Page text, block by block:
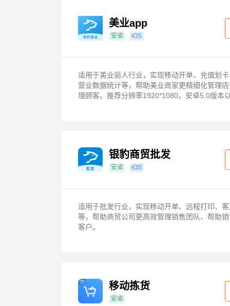
美业app
安卓 iOS
适用于美业丽人行业，实现移动开单、充值划
营业数据统计等，帮助美业商家更精细化管理
理顾客。推荐分辨率1920*1080，安卓5.0版本
银豹商贸批发
安卓 iOS
适用于批发行业，实现移动开单、远程打印、
等，帮助商贸公司更高效管理销售团队、帮助
客户。
移动拣货
安卓